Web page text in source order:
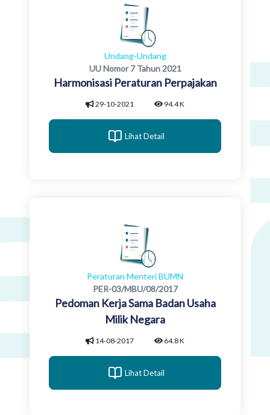
Undang-Undang
UU Nomor 7 Tahun 2021
Harmonisasi Peraturan Perpajakan
29-10-2021 94.4 K
Lihat Detail
Peraturan Menteri BUMN
PER-03/MBU/08/2017
Pedoman Kerja Sama Badan Usaha
Milik Negara
14-08-2017 64.8 K
Lihat Detail